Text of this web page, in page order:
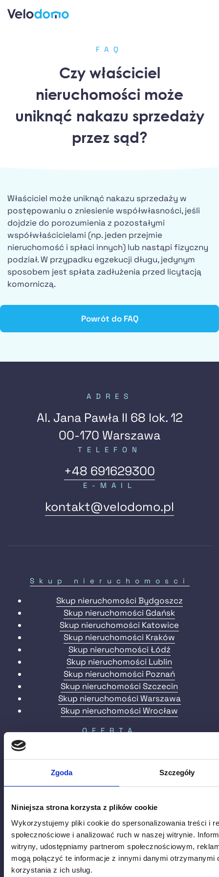
Zgoda Szczegóły
Niniejsza strona korzysta z plików cookie
Wykorzystujemy pliki cookie do spersonalizowania treści i
społecznościowe i analizować ruch w naszej witrynie.
witryny, udostępniamy partnerom społecznościowym,
mogą połączyć te informacje z innymi danymi
korzystania z ich usług.
FAQ
Czy właściciel
nieruchomości może
uniknąć nakazu sprzedaży
przez sąd?
Właściciel może uniknąć nakazu sprzedaży w
postępowaniu o zniesienie współwłasności, jeśli
dojdzie do porozumienia z pozostałymi
współwłaścicielami (np. jeden przejmie
nieruchomość i spłaci innych) lub nastąpi fizyczny
podział. W przypadku egzekucji długu, jedynym
sposobem jest spłata zadłużenia przed licytacją
komorniczą.
Powrót do FAQ
ADRES
Al. Jana Pawła II 68 lok. 12
00-170 Warszawa
TELEFON
+48 691629300
E-MAIL
kontakt@velodomo.pl
Skup nieruchomosci
Skup nieruchomości Bydgoszcz
Skup nieruchomości Gdańsk
Skup nieruchomości Katowice
Skup nieruchomości Kraków
Skup nieruchomości Łódź
Skup nieruchomości Lublin
Skup nieruchomości Poznań
Skup nieruchomości Szczecin
Skup nieruchomości Warszawa
Skup nieruchomości Wrocław
OFERTA
Skup działek budowlanych
Skup udziałów w nieruchomości
Skup zadłużonych nieruchomości
VELODOMO
O nas
Blog
FAQ
Historie